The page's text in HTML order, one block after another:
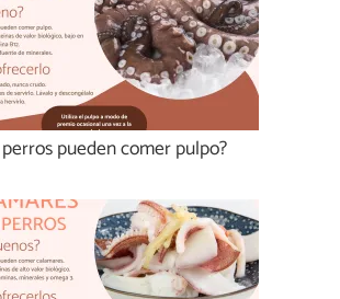
pueden comer pulpo?